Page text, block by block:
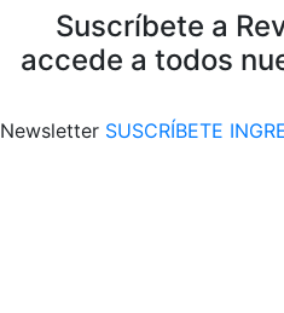
Suscríbete a
accede a todos
Newsletter SUSCRÍBETE